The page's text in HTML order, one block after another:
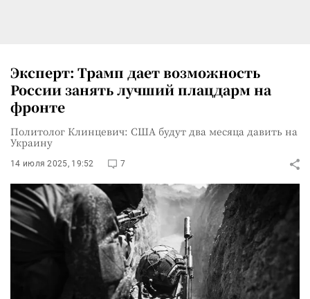
Эксперт: Трамп дает возможность
России занять лучший плацдарм на
фронте
Политолог Клинцевич: США будут два месяца давить на
Украину
14 июля 2025, 19:52 7